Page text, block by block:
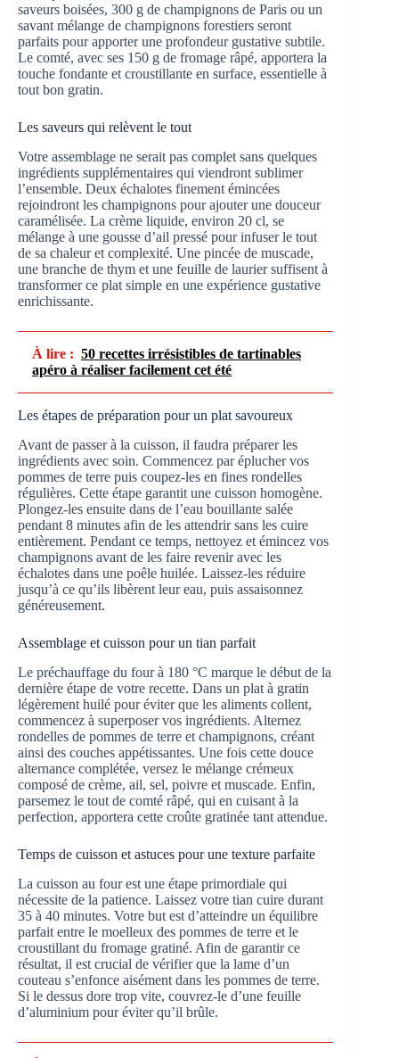
saveurs boisées, 300 g de champignons de Paris ou un
savant mélange de champignons forestiers seront
parfaits pour apporter une profondeur gustative subtile.
Le comté, avec ses 150 g de fromage râpé, apportera la
touche fondante et croustillante en surface, essentielle à
tout bon gratin.
Les saveurs qui relèvent le tout
Votre assemblage ne serait pas complet sans quelques
ingrédients supplémentaires qui viendront sublimer
l’ensemble. Deux échalotes finement émincées
rejoindront les champignons pour ajouter une douceur
caramélisée. La crème liquide, environ 20 cl, se
mélange à une gousse d’ail pressé pour infuser le tout
de sa chaleur et complexité. Une pincée de muscade,
une branche de thym et une feuille de laurier suffisent à
transformer ce plat simple en une expérience gustative
enrichissante.
À lire : 50 recettes irrésistibles de tartinables
apéro à réaliser facilement cet été
Les étapes de préparation pour un plat savoureux
Avant de passer à la cuisson, il faudra préparer les
ingrédients avec soin. Commencez par éplucher vos
pommes de terre puis coupez-les en fines rondelles
régulières. Cette étape garantit une cuisson homogène.
Plongez-les ensuite dans de l’eau bouillante salée
pendant 8 minutes afin de les attendrir sans les cuire
entièrement. Pendant ce temps, nettoyez et émincez vos
champignons avant de les faire revenir avec les
échalotes dans une poêle huilée. Laissez-les réduire
jusqu’à ce qu’ils libèrent leur eau, puis assaisonnez
généreusement.
Assemblage et cuisson pour un tian parfait
Le préchauffage du four à 180 °C marque le début de la
dernière étape de votre recette. Dans un plat à gratin
légèrement huilé pour éviter que les aliments collent,
commencez à superposer vos ingrédients. Alternez
rondelles de pommes de terre et champignons, créant
ainsi des couches appétissantes. Une fois cette douce
alternance complétée, versez le mélange crémeux
composé de crème, ail, sel, poivre et muscade. Enfin,
parsemez le tout de comté râpé, qui en cuisant à la
perfection, apportera cette croûte gratinée tant attendue.
Temps de cuisson et astuces pour une texture parfaite
La cuisson au four est une étape primordiale qui
nécessite de la patience. Laissez votre tian cuire durant
35 à 40 minutes. Votre but est d’atteindre un équilibre
parfait entre le moelleux des pommes de terre et le
croustillant du fromage gratiné. Afin de garantir ce
résultat, il est crucial de vérifier que la lame d’un
couteau s’enfonce aisément dans les pommes de terre.
Si le dessus dore trop vite, couvrez-le d’une feuille
d’aluminium pour éviter qu’il brûle.